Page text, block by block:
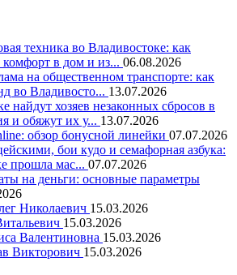
техника во Владивостоке: как
комфорт в дом и из... 06.08.2026
на общественном транспорте: как
во Владивосто... 13.07.2026
найдут хозяев незаконных сбросов в
и обяжут их у... 13.07.2026
обзор бонусной линейки 07.07.2026
бои кудо и семафорная азбука:
прошла мас... 07.07.2026
на деньги: основные параметры
Николаевич 15.03.2026
15.03.2026
Валентиновна 15.03.2026
Викторович 15.03.2026